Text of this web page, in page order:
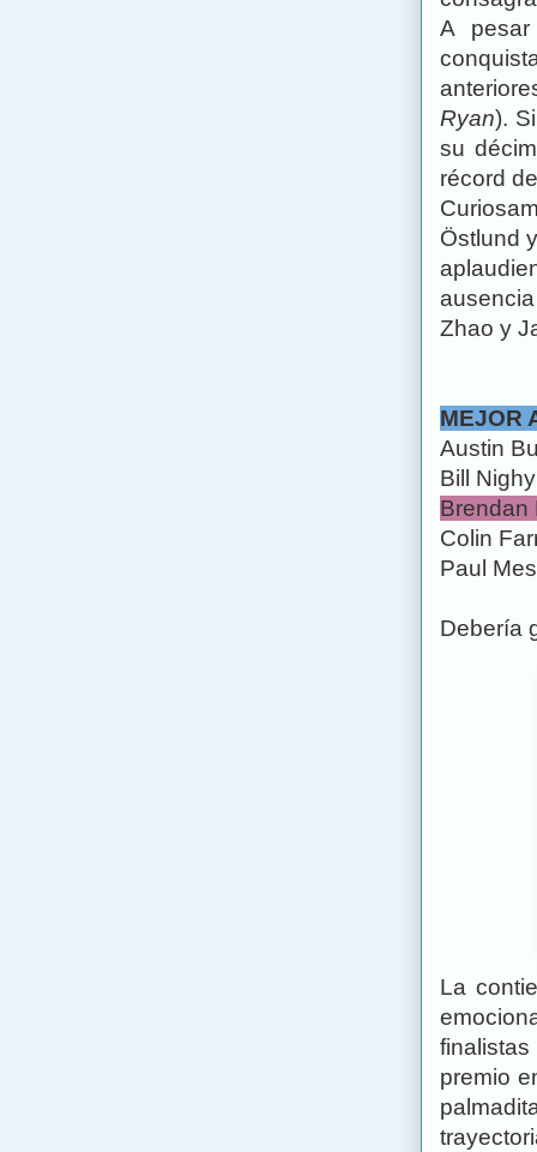
A
Ryan).
su
récord
Östlund
Zhao y
MEJOR
Austin
Bill
Brendan
Colin
Paul
Debería
La
premio